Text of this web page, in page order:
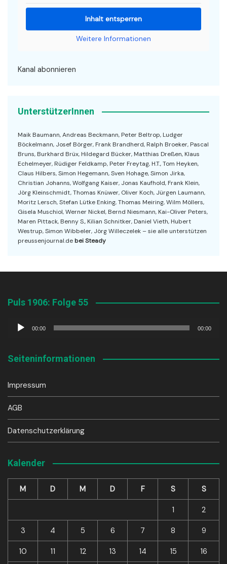
Inhalt entsperren
Weitere Informationen
Kanal abonnieren
UnterstützerInnen
Maik Baumann, Andreas Beckmann, Peter Beltrop, Ludger
Böckelmann, Josef Börger, Frank Brandherd, Ralph Broeker, Pascal
Bruns, Burkhard Brüx, Hildegard Bücker, Matthias Dreßen, Klaus
Echelmeyer, Rüdiger Feldkamp, Peter Freytag, H.T., Tom Heyken,
Claus Hilbers, Simon Hegemann, Sven Hohage, Simon Jirka,
Christian Johanns, Wolfgang Kaiser, Jonas Kaufhold, Frank Klein,
Jörg Kleinschmidt, Thomas Knüwer, Oliver Koch, Jürgen Laumann,
Moritz Lersch, Stefan Lütke Enking, Thomas Meiring, Wilm Möllers,
Gisela Muschiol, Werner Nickel, Bernd Niesmann, Kai-Oliver Peters,
Maren Pittack, Benny S., Kilian Schnitker, Daniel Vieth, Hubert
Westrup, Simon Wibbeler, Jörg Willeczelek – sie alle unterstützen
preussenjournal.de bei Steady
Puls 1906: Folge 55
Audio-
00:00 00:00
Seiteninformationen
Impressum
AGB
Datenschutzerklärung
Kalender
M D M D F S S
1 2
3 4 5 6 7 8 9
10 11 12 13 14 15 16